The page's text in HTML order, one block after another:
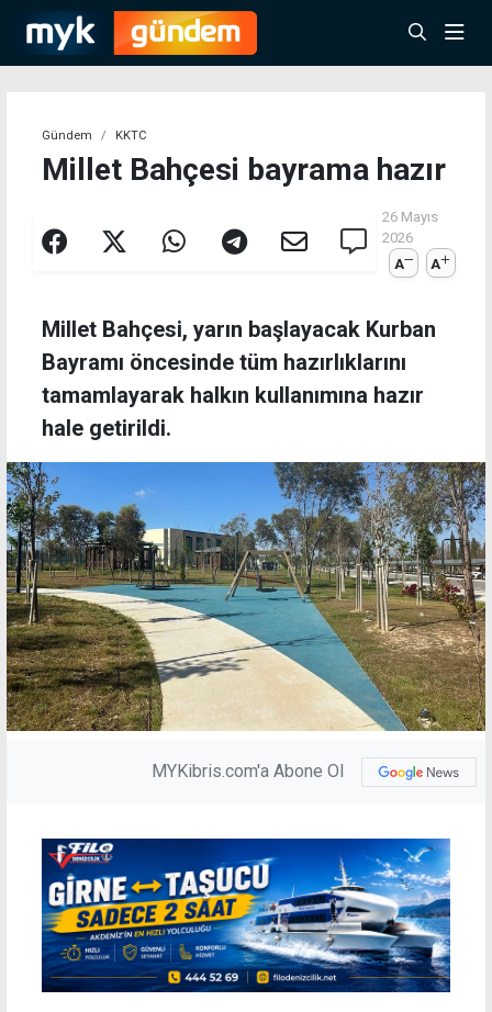
Gündem KKTC
Millet Bahçesi bayrama hazır
26 Mayıs
2026
A
A
Millet Bahçesi, yarın başlayacak Kurban
Bayramı öncesinde tüm hazırlıklarını
tamamlayarak halkın kullanımına hazır
hale getirildi.
MYKibris.com'a Abone Ol